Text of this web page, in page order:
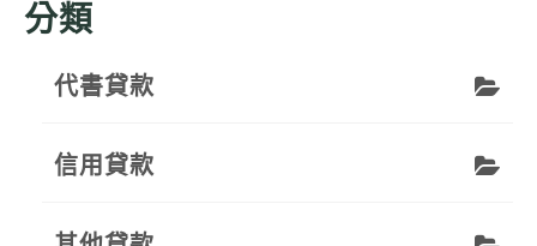
分類
代書貸款
信用貸款